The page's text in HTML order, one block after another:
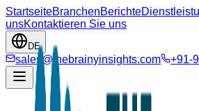
StartseiteBranchenBerichte
unsKontaktieren Sie uns
DE
sales@thebrainyinsights.com +91-